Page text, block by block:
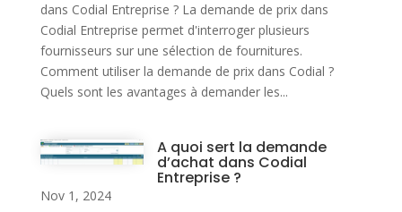
dans Codial Entreprise ? La demande de prix dans
Codial Entreprise permet d'interroger plusieurs
fournisseurs sur une sélection de fournitures.
Comment utiliser la demande de prix dans Codial ?
Quels sont les avantages à demander les...
A quoi sert la demande
d’achat dans Codial
Entreprise ?
Nov 1, 2024